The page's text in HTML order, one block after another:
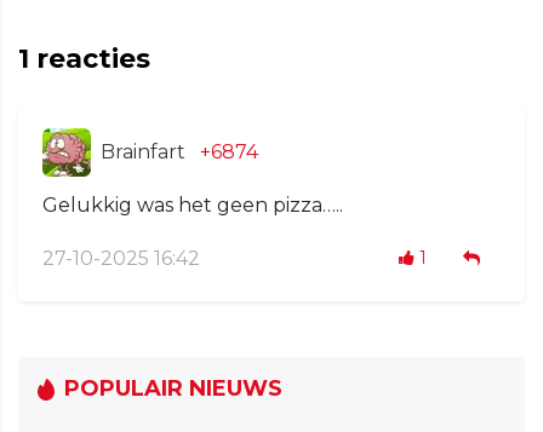
1 reacties
Brainfart +6874
Gelukkig was het geen pizza…..
27-10-2025 16:42 1
POPULAIR NIEUWS